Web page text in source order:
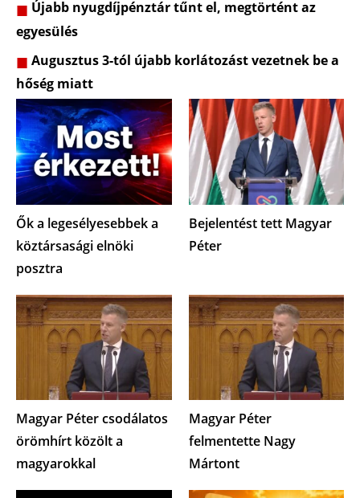
Újabb nyugdíjpénztár tűnt el, megtörtént az
egyesülés
Augusztus 3-tól újabb korlátozást vezetnek be a
hőség miatt
Ők a legesélyesebbek a
köztársasági elnöki
posztra
Bejelentést tett Magyar
Péter
Magyar Péter csodálatos
örömhírt közölt a
magyarokkal
Magyar Péter
felmentette Nagy
Mártont